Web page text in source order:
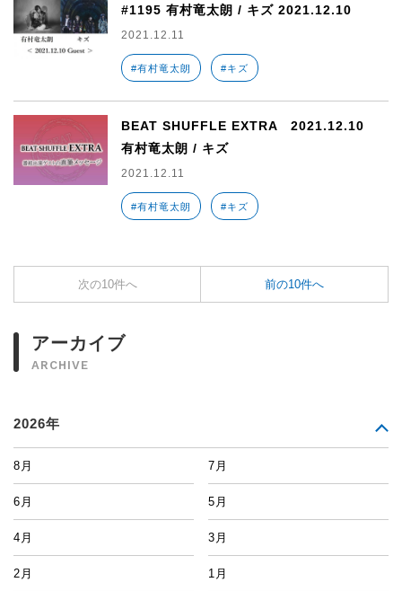
#1195 有村竜太朗 / キズ 2021.12.10
2021.12.11
#有村竜太朗 #キズ
BEAT SHUFFLE EXTRA 2021.12.10
有村竜太朗 / キズ
2021.12.11
#有村竜太朗 #キズ
次の10件へ 前の10件へ
アーカイブ
ARCHIVE
2026年
8月 7月
6月 5月
4月 3月
2月 1月